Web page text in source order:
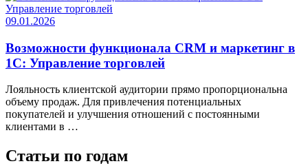
09.01.2026
Возможности функционала CRM и маркетинг в
1С: Управление торговлей
Лояльность клиентской аудитории прямо пропорциональна
объему продаж. Для привлечения потенциальных
покупателей и улучшения отношений с постоянными
клиентами в …
Статьи по годам